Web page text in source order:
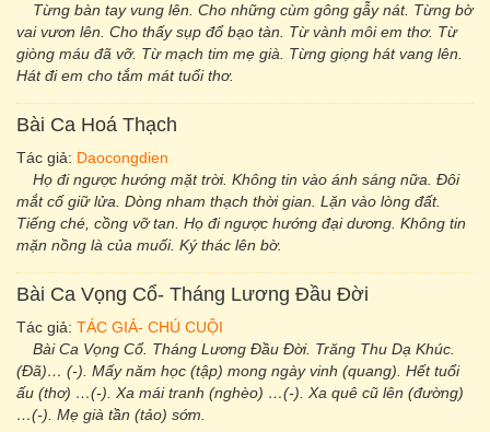
Từng bàn tay vung lên. Cho những cùm gông gẫy nát. Từng bờ
vai vươn lên. Cho thấy sụp đổ bạo tàn. Từ vành môi em thơ. Từ
giòng máu đã vỡ. Từ mạch tim mẹ già. Từng giọng hát vang lên.
Hát đi em cho tắm mát tuổi thơ.
Bài Ca Hoá Thạch
Tác giả: Daocongdien
Họ đi ngược hướng mặt trời. Không tin vào ánh sáng nữa. Đôi
mắt cố giữ lửa. Dòng nham thạch thời gian. Lặn vào lòng đất.
Tiếng ché, cồng vỡ tan. Họ đi ngược hướng đại dương. Không tin
mặn nồng là của muối. Ký thác lên bờ.
Bài Ca Vọng Cổ- Tháng Lương Đầu Đời
Tác giả: TÁC GIẢ- CHÚ CUỘI
Bài Ca Vọng Cổ. Tháng Lương Đầu Đời. Trăng Thu Dạ Khúc.
(Đã)… (-). Mấy năm học (tập) mong ngày vinh (quang). Hết tuổi
ấu (thơ) …(-). Xa mái tranh (nghèo) …(-). Xa quê cũ lên (đường)
…(-). Mẹ già tần (tảo) sớm.